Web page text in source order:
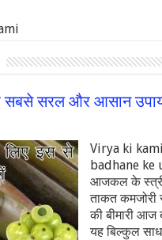
सबसे सरल और आसान
Virya ki
badhane ke
आजकल के
ताकत कमजोरी
की बीमारी
यह बिल्कुल